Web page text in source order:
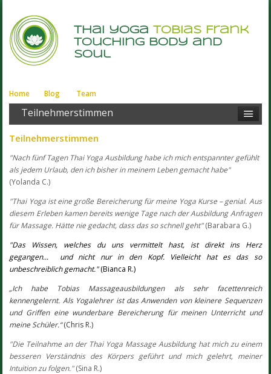
thai yogaTobias Frank
touching body and
soul
Home Blog Team
Teilnehmerstimmen
Teilnehmerstimmen
"Nach fünf Tagen Thai Yoga Ausbildung habe ich mich entspannter gefühlt
als jedem Urlaub, den ich bisher in meinem Leben gemacht habe"
(Yolanda C.)
"Thai Yoga ist eine große Bereicherung für meine Yoga Kurse – genial. Aus
diesem Erleben kamen bereits wenige Tage nach der Ausbildung Anfragen
für Massage. Hätte nie gedacht, dass das so schnell geht"(Barabara G.)
"Das Wissen, welches du uns vermittelt hast, ist direkt ins Herz
gegangen... und nicht nur in den Kopf. Vielleicht hat es das so
unbeschreiblich gemacht."(Bianca R.)
„Ich habe Tobias Massageausbildungen als sehr facettenreich
kennengelernt. Als Yogalehrer ist das Anwenden von kleinere Sequenzen
und Griffen eine wunderbare Bereicherung für meinen Unterricht und
meine Schüler.“(Chris R.)
"Die Teilnahme an der Thai Yoga Massage Ausbildung hat mich zu einem
besseren Verständnis des Körpers geführt und mich gelehrt, meiner
Intuition zu folgen."(Sina R.)